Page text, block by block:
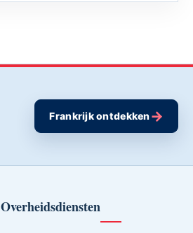
Frankrijk ontdekken→
Overheidsdiensten